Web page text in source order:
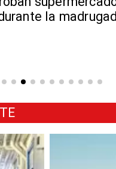
la